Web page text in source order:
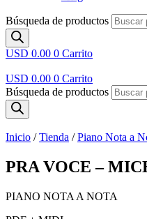
Búsqueda de productos
USD 0.00 0 Carrito
USD 0.00 0 Carrito
Búsqueda de productos
Inicio /Tienda /Piano Nota a
PRA VOCE –
PIANO NOTA A NOTA